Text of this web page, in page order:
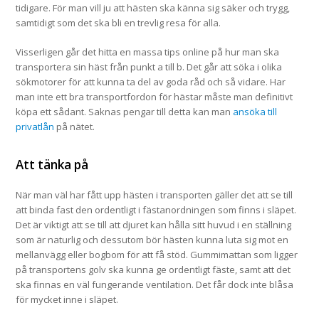
tidigare. För man vill ju att hästen ska känna sig säker och trygg,
samtidigt som det ska bli en trevlig resa för alla.
Visserligen går det hitta en massa tips online på hur man ska
transportera sin häst från punkt a till b. Det går att söka i olika
sökmotorer för att kunna ta del av goda råd och så vidare. Har
man inte ett bra transportfordon för hästar måste man definitivt
köpa ett sådant. Saknas pengar till detta kan man ansöka till
privatlån på nätet.
Att tänka på
När man väl har fått upp hästen i transporten gäller det att se till
att binda fast den ordentligt i fästanordningen som finns i släpet.
Det är viktigt att se till att djuret kan hålla sitt huvud i en ställning
som är naturlig och dessutom bör hästen kunna luta sig mot en
mellanvägg eller bogbom för att få stöd. Gummimattan som ligger
på transportens golv ska kunna ge ordentligt fäste, samt att det
ska finnas en väl fungerande ventilation. Det får dock inte blåsa
för mycket inne i släpet.